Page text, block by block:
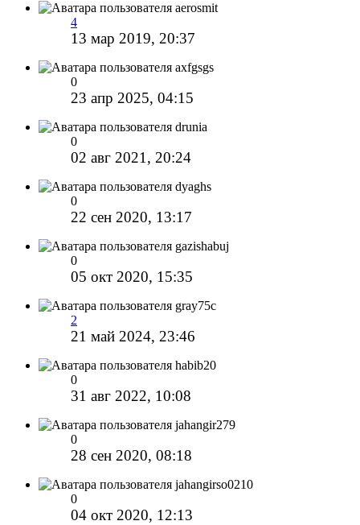
aerosmit
4
13 мар 2019, 20:37
axfgsgs
0
23 апр 2025, 04:15
drunia
0
02 авг 2021, 20:24
dyaghs
0
22 сен 2020, 13:17
gazishabuj
0
05 окт 2020, 15:35
gray75c
2
21 май 2024, 23:46
habib20
0
31 авг 2022, 10:08
jahangir279
0
28 сен 2020, 08:18
jahangirso0210
0
04 окт 2020, 12:13